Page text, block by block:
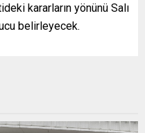
kararların yönünü Salı
belirleyecek.